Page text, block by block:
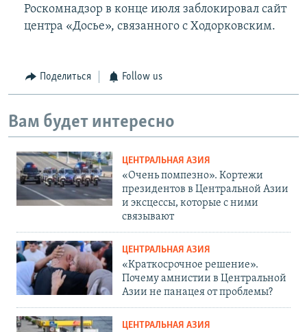
Роскомнадзор в конце июля заблокировал сайт
центра «Досье», связанного с Ходорковским.
Поделиться Follow us
Вам будет интересно
ЦЕНТРАЛЬНАЯ АЗИЯ
«Очень помпезно». Кортежи
президентов в Центральной Азии
и эксцессы, которые с ними
связывают
ЦЕНТРАЛЬНАЯ АЗИЯ
«Краткосрочное решение».
Почему амнистии в Центральной
Азии не панацея от проблемы?
ЦЕНТРАЛЬНАЯ АЗИЯ